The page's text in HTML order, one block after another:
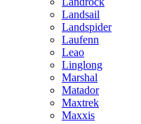
Landsail
Landspider
Laufenn
Leao
Linglong
Marshal
Matador
Maxtrek
Maxxis